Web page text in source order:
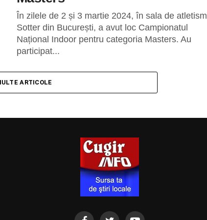
În zilele de 2 și 3 martie 2024, în sala de atletism
Sotter din București, a avut loc Campionatul
Național Indoor pentru categoria Masters. Au
participat...
ARTICOLE